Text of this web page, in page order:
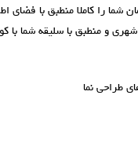
شما را کاملا منطبق با فضای
و منطبق با سلیقه شما با
طراحی نما